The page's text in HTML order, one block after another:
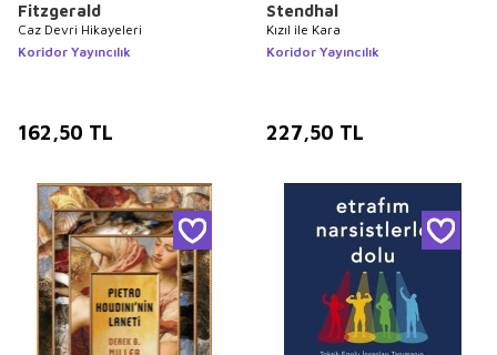
Fitzgerald
Caz Devri Hikayeleri
Koridor Yayıncılık
162,50 TL
Stendhal
Kızıl ile Kara
Koridor Yayıncılık
227,50 TL